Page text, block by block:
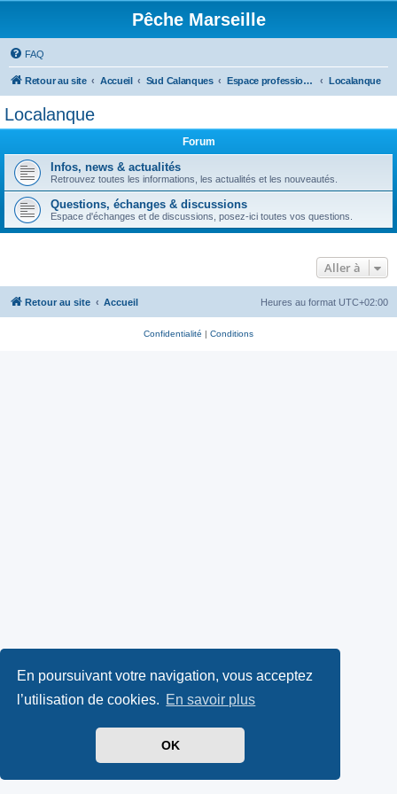
En poursuivant votre navigation, vous acceptez
l’utilisation de cookies. En savoir plus
OK
Pêche Marseille
FAQ
Retour au site Accueil Sud Calanques Espace professionnel Localanque
Localanque
Forum
Infos, news & actualités
Retrouvez toutes les informations, les actualités et les nouveautés.
Questions, échanges & discussions
Espace d'échanges et de discussions, posez-ici toutes vos questions.
Aller à
Retour au site Accueil Heures au format UTC+02:00
Confidentialité | Conditions